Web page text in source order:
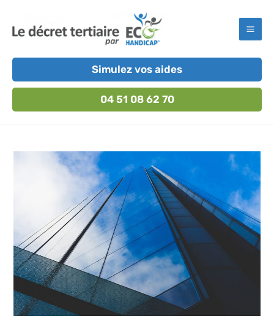
contenu
Simulez vos aides
04 51 08 62 70